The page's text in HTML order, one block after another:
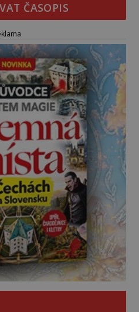
ČASOPIS